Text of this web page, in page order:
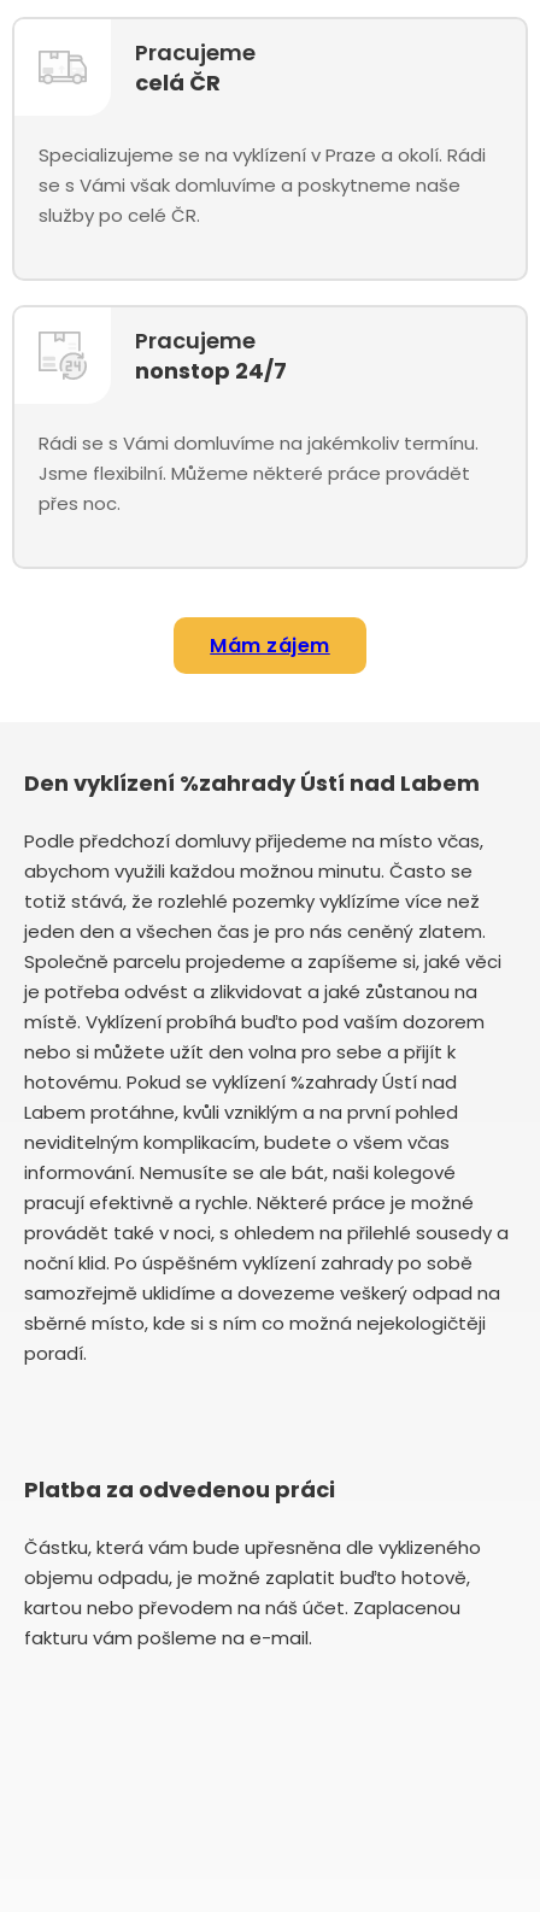
Pracujeme
celá ČR
Specializujeme se na vyklízení v Praze a okolí. Rádi
se s Vámi však domluvíme a poskytneme naše
služby po celé ČR.
Pracujeme
nonstop 24/7
Rádi se s Vámi domluvíme na jakémkoliv termínu.
Jsme flexibilní. Můžeme některé práce provádět
přes noc.
Mám zájem
Den vyklízení %zahrady Ústí nad Labem
Podle předchozí domluvy přijedeme na místo včas,
abychom využili každou možnou minutu. Často se
totiž stává, že rozlehlé pozemky vyklízíme více než
jeden den a všechen čas je pro nás ceněný zlatem.
Společně parcelu projedeme a zapíšeme si, jaké věci
je potřeba odvést a zlikvidovat a jaké zůstanou na
místě. Vyklízení probíhá buďto pod vaším dozorem
nebo si můžete užít den volna pro sebe a přijít k
hotovému. Pokud se vyklízení %zahrady Ústí nad
Labem protáhne, kvůli vzniklým a na první pohled
neviditelným komplikacím, budete o všem včas
informování. Nemusíte se ale bát, naši kolegové
pracují efektivně a rychle. Některé práce je možné
provádět také v noci, s ohledem na přilehlé sousedy a
noční klid. Po úspěšném vyklízení zahrady po sobě
samozřejmě uklidíme a dovezeme veškerý odpad na
sběrné místo, kde si s ním co možná nejekologičtěji
poradí.
Platba za odvedenou práci
Částku, která vám bude upřesněna dle vyklizeného
objemu odpadu, je možné zaplatit buďto hotově,
kartou nebo převodem na náš účet. Zaplacenou
fakturu vám pošleme na e-mail.